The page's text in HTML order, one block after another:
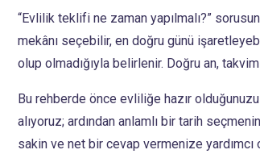
“Evlilik teklifi ne zaman yapılmalı?”
mekânı seçebilir, en doğru günü
olup olmadığıyla belirlenir. Doğru an,
Bu rehberde önce evliliğe hazır
alıyoruz; ardından anlamlı bir tarih
sakin ve net bir cevap vermenize